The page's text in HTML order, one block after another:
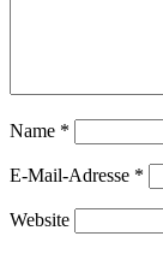
Name *
E-Mail-Adresse *
Website